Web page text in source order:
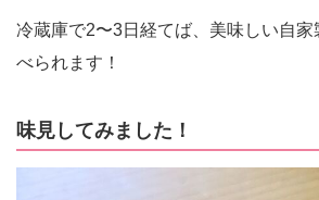
冷蔵庫で2〜3日経てば、美味しい自
べられます！
味見してみました！